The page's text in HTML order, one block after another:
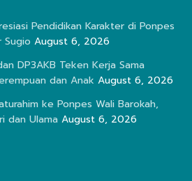
Pendidikan Karakter di Ponpes
Sugio August 6, 2026
DP3AKB Teken Kerja Sama
dan Anak August 6, 2026
ke Ponpes Wali Barokah,
dan Ulama August 6, 2026